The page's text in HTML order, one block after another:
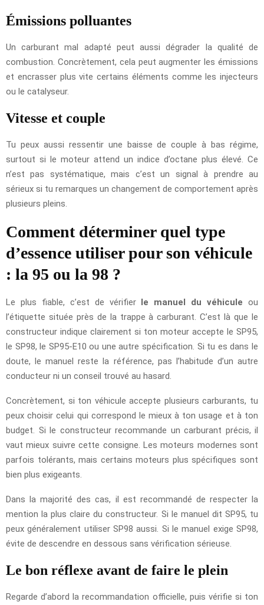
Émissions polluantes
Un carburant mal adapté peut aussi dégrader la qualité de
combustion. Concrètement, cela peut augmenter les émissions
et encrasser plus vite certains éléments comme les injecteurs
ou le catalyseur.
Vitesse et couple
Tu peux aussi ressentir une baisse de couple à bas régime,
surtout si le moteur attend un indice d’octane plus élevé. Ce
n’est pas systématique, mais c’est un signal à prendre au
sérieux si tu remarques un changement de comportement après
plusieurs pleins.
Comment déterminer quel type
d’essence utiliser pour son véhicule
: la 95 ou la 98 ?
Le plus fiable, c’est de vérifier le manuel du véhicule ou
l’étiquette située près de la trappe à carburant. C’est là que le
constructeur indique clairement si ton moteur accepte le SP95,
le SP98, le SP95-E10 ou une autre spécification. Si tu es dans le
doute, le manuel reste la référence, pas l’habitude d’un autre
conducteur ni un conseil trouvé au hasard.
Concrètement, si ton véhicule accepte plusieurs carburants, tu
peux choisir celui qui correspond le mieux à ton usage et à ton
budget. Si le constructeur recommande un carburant précis, il
vaut mieux suivre cette consigne. Les moteurs modernes sont
parfois tolérants, mais certains moteurs plus spécifiques sont
bien plus exigeants.
Dans la majorité des cas, il est recommandé de respecter la
mention la plus claire du constructeur. Si le manuel dit SP95, tu
peux généralement utiliser SP98 aussi. Si le manuel exige SP98,
évite de descendre en dessous sans vérification sérieuse.
Le bon réflexe avant de faire le plein
Regarde d’abord la recommandation officielle, puis vérifie si ton